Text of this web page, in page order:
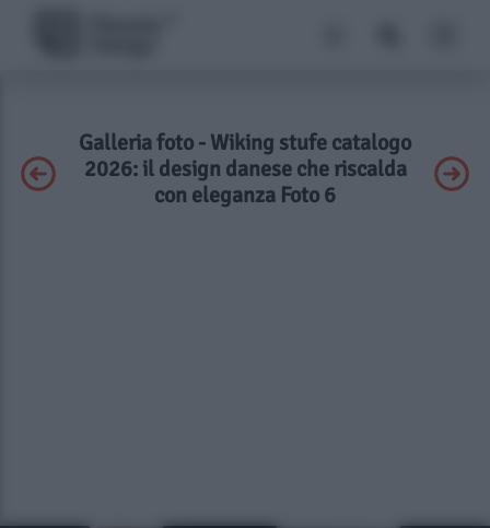
Galleria foto - Wiking stufe catalogo
2026: il design danese che riscalda
con eleganza Foto 6